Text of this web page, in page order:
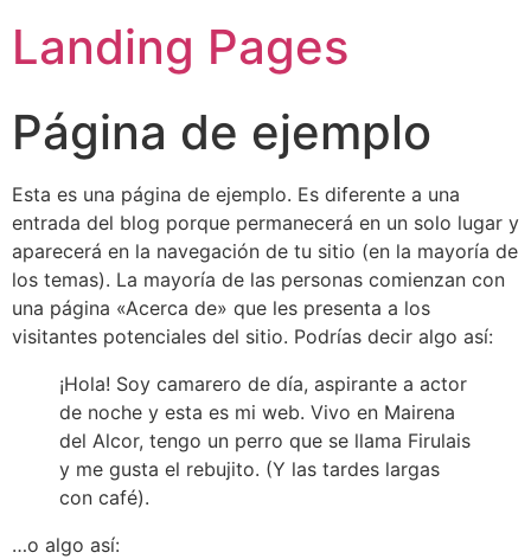
Landing Pages
Página de ejemplo
Esta es una página de ejemplo. Es diferente a una
entrada del blog porque permanecerá en un solo lugar y
aparecerá en la navegación de tu sitio (en la mayoría de
los temas). La mayoría de las personas comienzan con
una página «Acerca de» que les presenta a los
visitantes potenciales del sitio. Podrías decir algo así:
¡Hola! Soy camarero de día, aspirante a actor
de noche y esta es mi web. Vivo en Mairena
del Alcor, tengo un perro que se llama Firulais
y me gusta el rebujito. (Y las tardes largas
con café).
…o algo así: